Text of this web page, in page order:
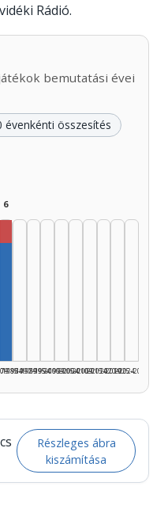
Rádió.
bemutatási évei
évenkénti összesítés
6
Rendező, 1980–1984: 1
1985–1989
1990–1994
1995–1999
2000–2004
2005–2009
2010–2014
2015–2019
2020–2024
2025–2026
Részleges ábra
kiszámítása